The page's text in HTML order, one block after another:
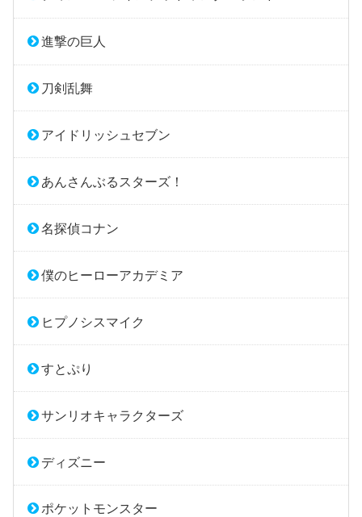
進撃の巨人
刀剣乱舞
アイドリッシュセブン
あんさんぶるスターズ！
名探偵コナン
僕のヒーローアカデミア
ヒプノシスマイク
すとぷり
サンリオキャラクターズ
ディズニー
ポケットモンスター